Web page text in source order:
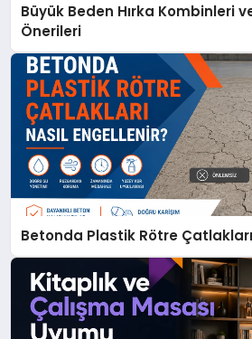
Büyük Beden Hırka Kombinleri
Önerileri
Betonda Plastik Rötre